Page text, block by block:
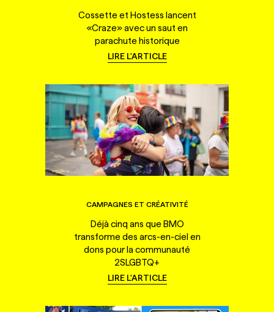
Cossette et Hostess lancent
«Craze» avec un saut en
parachute historique
LIRE L'ARTICLE
CAMPAGNES ET CRÉATIVITÉ
Déjà cinq ans que BMO
transforme des arcs-en-ciel en
dons pour la communauté
2SLGBTQ+
LIRE L'ARTICLE